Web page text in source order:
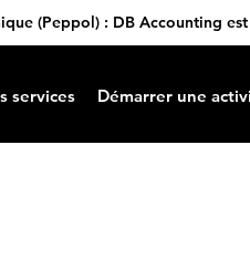
(Peppol) : DB Accounting
services Démarrer une